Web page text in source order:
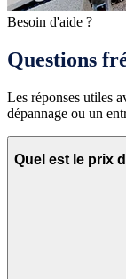
Besoin d'aide ?
Questions
Les réponses utiles
dépannage ou un
Quel est le prix